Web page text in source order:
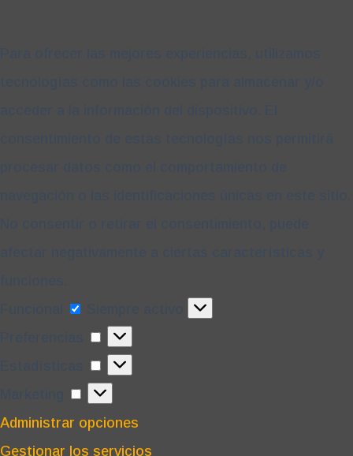
Preferencias
Estadísticas
Marketing
Administrar opciones
Gestionar los servicios